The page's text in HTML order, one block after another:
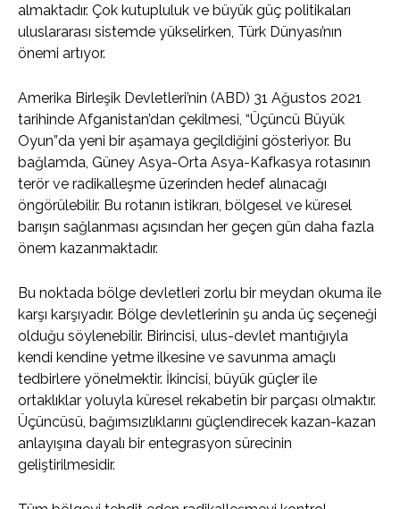
almaktadır. Çok kutupluluk ve büyük güç politikaları
uluslararası sistemde yükselirken, Türk Dünyası’nın
önemi artıyor.
Amerika Birleşik Devletleri’nin (ABD) 31 Ağustos 2021
tarihinde Afganistan’dan çekilmesi, “Üçüncü Büyük
Oyun”da yeni bir aşamaya geçildiğini gösteriyor. Bu
bağlamda, Güney Asya-Orta Asya-Kafkasya rotasının
terör ve radikalleşme üzerinden hedef alınacağı
öngörülebilir. Bu rotanın istikrarı, bölgesel ve küresel
barışın sağlanması açısından her geçen gün daha fazla
önem kazanmaktadır.
Bu noktada bölge devletleri zorlu bir meydan okuma ile
karşı karşıyadır. Bölge devletlerinin şu anda üç seçeneği
olduğu söylenebilir. Birincisi, ulus-devlet mantığıyla
kendi kendine yetme ilkesine ve savunma amaçlı
tedbirlere yönelmektir. İkincisi, büyük güçler ile
ortaklıklar yoluyla küresel rekabetin bir parçası olmaktır.
Üçüncüsü, bağımsızlıklarını güçlendirecek kazan-kazan
anlayışına dayalı bir entegrasyon sürecinin
geliştirilmesidir.